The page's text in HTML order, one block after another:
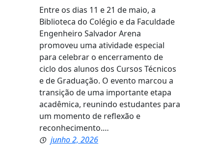
Entre os dias 11 e 21 de maio, a
Biblioteca do Colégio e da Faculdade
Engenheiro Salvador Arena
promoveu uma atividade especial
para celebrar o encerramento de
ciclo dos alunos dos Cursos Técnicos
e de Graduação. O evento marcou a
transição de uma importante etapa
acadêmica, reunindo estudantes para
um momento de reflexão e
reconhecimento.…
junho 2, 2026